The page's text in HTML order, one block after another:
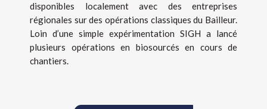
disponibles localement avec des entreprises
régionales sur des opérations classiques du Bailleur.
Loin d’une simple expérimentation SIGH a lancé
plusieurs opérations en biosourcés en cours de
chantiers.